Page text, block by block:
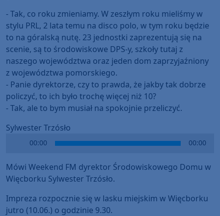
- Tak, co roku zmieniamy. W zeszłym roku mieliśmy w
stylu PRL, 2 lata temu na disco polo, w tym roku będzie
to na góralską nutę. 23 jednostki zaprezentują się na
scenie, są to środowiskowe DPS-y, szkoły tutaj z
naszego województwa oraz jeden dom zaprzyjaźniony
z województwa pomorskiego.
- Panie dyrektorze, czy to prawda, że jakby tak dobrze
policzyć, to ich było trochę więcej niż 10?
- Tak, ale to bym musiał na spokojnie przeliczyć.
Sylwester Trzósło
00:00 00:00
Mówi Weekend FM dyrektor Środowiskowego Domu w
Więcborku Sylwester Trzósło.
Impreza rozpocznie się w lasku miejskim w Więcborku
jutro (10.06.) o godzinie 9.30.